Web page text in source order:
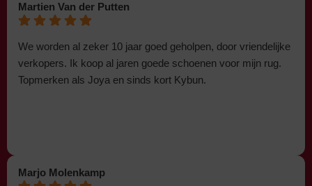
Martien Van der Putten
We worden al zeker 10 jaar goed geholpen, door vriendelijke
verkopers. Ik koop al jaren goede schoenen voor mijn rug.
Topmerken als Joya en sinds kort Kybun.
Marjo Molenkamp